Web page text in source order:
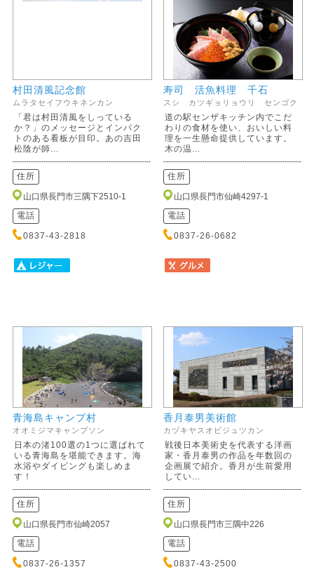
村田清風記念館
ムラタセイフウキネンカン
「君は村田清風をしっている
か？」のメッセージとインパク
トのある看板が目印。あの吉田
松陰が師...
住所
山口県長門市三隅下2510-1
電話
0837-43-2818
寿司 活魚料理 千石
スシ カツギョリョウリ センゴク
道の駅センザキッチン内でこだ
わりの食材を使い、おいしい料
理を一生懸命提供しています。
木の温...
住所
山口県長門市仙崎4297-1
電話
0837-26-0682
青海島キャンプ村
オオミジマキャンプソン
日本の渚100選の1つに選ばれて
いる青海島を堪能できます。海
水浴やダイビングも楽しめま
す！
住所
山口県長門市仙崎2057
電話
0837-26-1357
香月泰男美術館
カヅキヤスオビジュツカン
戦後日本美術史を代表する洋画
家・香月泰男の作品を年数回の
企画展で紹介。香月が生前愛用
してい...
住所
山口県長門市三隅中226
電話
0837-43-2500